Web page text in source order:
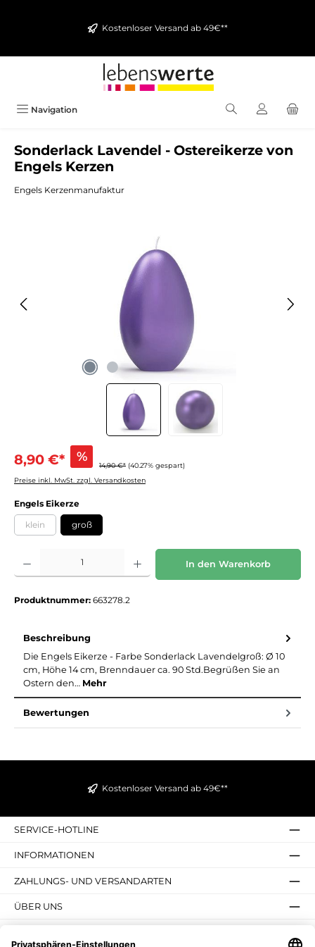
Kostenloser Versand ab 49€**
Navigation
Sonderlack Lavendel - Ostereikerze von
Engels Kerzen
Engels Kerzenmanufaktur
8,90 €* %
14,90 €* (40.27% gespart)
Preise inkl. MwSt. zzgl. Versandkosten
Engels Eikerzeauswählen
klein(Diese Option ist zurzeit nicht verfügbar.)
groß
Produkt Anzahl: Gib den gewünschten Wert ein oder benutze die Schaltflächen um
In den Warenkorb
Produktnummer: 663278.2
Beschreibung
Die Engels Eikerze - Farbe Sonderlack Lavendelgroß: Ø 10
cm, Höhe 14 cm, Brenndauer ca. 90 Std.Begrüßen Sie an
Ostern den… Mehr
Bewertungen
Kostenloser Versand ab 49€**
SERVICE-HOTLINE
INFORMATIONEN
ZAHLUNGS- UND VERSANDARTEN
ÜBER UNS